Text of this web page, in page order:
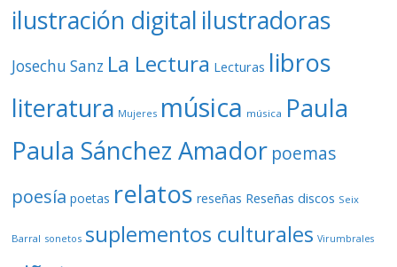
ilustración digital ilustradoras
Josechu Sanz La Lectura Lecturas libros
literatura Mujeres música música Paula
Paula Sánchez Amador poemas
poesía poetas relatos reseñas Reseñas discos Seix
Barral sonetos suplementos culturales Virumbrales